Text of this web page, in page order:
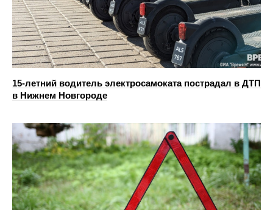
15-летний водитель электросамоката пострадал в ДТП
в Нижнем Новгороде